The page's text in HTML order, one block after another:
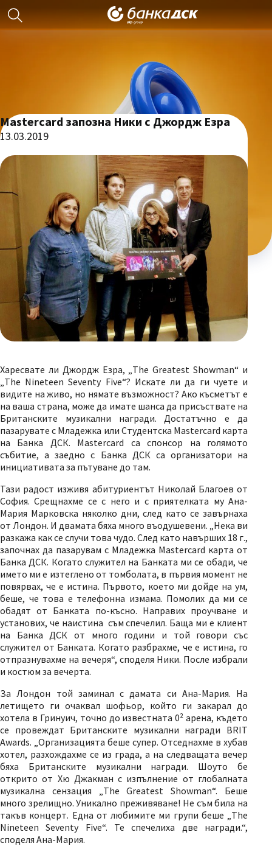
Mastercard запозна Ники с Джордж Езра
13.03.2019
Харесвате ли Джордж Езра, „The Greatest Showman“ и
„The Nineteen Seventy Five“? Искате ли да ги чуете и
видите на живо, но няматe възможност? Ако късметът е
на ваша страна, може да имате шанса да присъствате на
Британските музикални награди. Достатъчно е да
пазарувате с Младежка или Студентска Mastercard карта
на Банка ДСК. Mastercard са спонсор на голямото
събитие, а заедно с Банка ДСК са организатори на
инициативата за пътуване до там.
Тази радост изживя абитуриентът Николай Благоев от
София. Срещнахме се с него и с приятелката му Ана-
Мария Марковска няколко дни, след като се завърнаха
от Лондон. И двамата бяха много въодушевени. „Нека ви
разкажа как се случи това чудо. След като навърших 18 г.,
започнах да пазарувам с Младежка Mastercard карта от
Банка ДСК. Когато служител на Банката ми се обади, че
името ми е изтеглено от томболата, в първия момент не
повярвах, че е истина. Първото, което ми дойде на ум,
беше, че това е телефонна измама. Помолих да ми се
обадят от Банката по-късно. Направих проучване и
установих, че наистина съм спечелил. Баща ми е клиент
на Банка ДСК от много години и той говори със
служител от Банката. Когато разбрахме, че е истина, го
отпразнувахме на вечеря“, споделя Ники. После избрали
и костюм за вечерта.
За Лондон той заминал с дамата си Ана-Мария. На
летището ги очаквал шофьор, който ги закарал до
хотела в Гринуич, точно до известната 0² арена, където
се провеждат Британските музикални награди BRIT
Awards. „Организацията беше супер. Отседнахме в хубав
хотел, разхождахме се из града, а на следващата вечер
бяха Британските музикални награди. Шоуто бе
открито от Хю Джакман с изпълнение от глобалната
музикална сензация „The Greatest Showman“. Беше
много зрелищно. Уникално преживяване! Не съм била на
такъв концерт. Една от любимите ми групи беше „The
Nineteen Seventy Five“. Те спечелиха две награди.“,
споделя Ана-Мария.